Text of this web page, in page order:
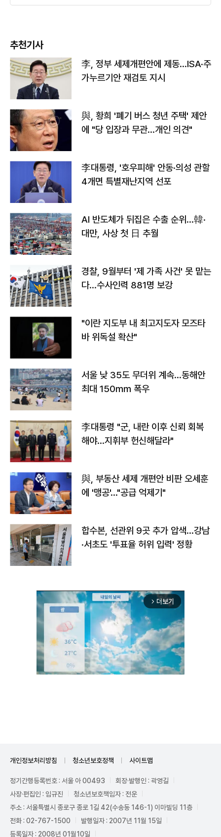
추천기사
李, 정부 세제개편안에 제동…ISA·주
가누르기안 재검토 지시
與, 황희 '폐기 버스 청년 주택' 제안
에 "당 입장과 무관…개인 의견"
李대통령, '호우피해' 안동·의성 관할
4개면 특별재난지역 선포
AI 반도체가 뒤집은 수출 순위…韓·
대만, 사상 첫 日 추월
경찰, 9월부터 '제 가족 사건' 못 맡는
다…수사인력 881명 보강
"이란 지도부 내 최고지도자 모즈타
바 위독설 확산"
서울 낮 35도 무더위 계속…동해안
최대 150㎜ 폭우
李대통령 "군, 내란 이후 신뢰 회복
해야…지휘부 헌신해달라"
與, 부동산 세제 개편안 비판 오세훈
에 '맹공'…"공급 억제기"
합수본, 선관위 9곳 추가 압색…강남
·서초도 '투표율 허위 입력' 정황
arrow_forward_ios 더보기
개인정보처리방침 청소년보호정책 사이트맵
정기간행등록번호 : 서울 아 00493
회장·발행인 : 곽영길
사장·편집인 : 임규진
청소년보호책임자 : 전운
주소 : 서울특별시 종로구 종로 1길 42(수송동 146-1) 이마빌딩 11층
전화 : 02-767-1500
발행일자 : 2007년 11월 15일
등록일자 : 2008년 01월10일